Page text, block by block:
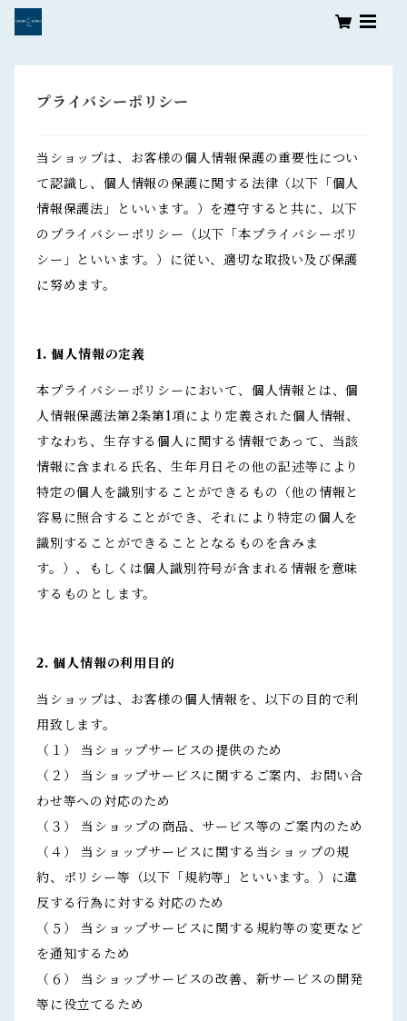
プライバシーポリシー
当ショップは、お客様の個人情報保護の重要性につい
て認識し、個人情報の保護に関する法律（以下「個人
情報保護法」といいます。）を遵守すると共に、以下
のプライバシーポリシー（以下「本プライバシーポリ
シー」といいます。）に従い、適切な取扱い及び保護
に努めます。
1. 個人情報の定義
本プライバシーポリシーにおいて、個人情報とは、個
人情報保護法第2条第1項により定義された個人情報、
すなわち、生存する個人に関する情報であって、当該
情報に含まれる氏名、生年月日その他の記述等により
特定の個人を識別することができるもの（他の情報と
容易に照合することができ、それにより特定の個人を
識別することができることとなるものを含みま
す。）、もしくは個人識別符号が含まれる情報を意味
するものとします。
2. 個人情報の利用目的
当ショップは、お客様の個人情報を、以下の目的で利
用致します。
（１） 当ショップサービスの提供のため
（２） 当ショップサービスに関するご案内、お問い合
わせ等への対応のため
（３） 当ショップの商品、サービス等のご案内のため
（４） 当ショップサービスに関する当ショップの規
約、ポリシー等（以下「規約等」といいます。）に違
反する行為に対する対応のため
（５） 当ショップサービスに関する規約等の変更など
を通知するため
（６） 当ショップサービスの改善、新サービスの開発
等に役立てるため